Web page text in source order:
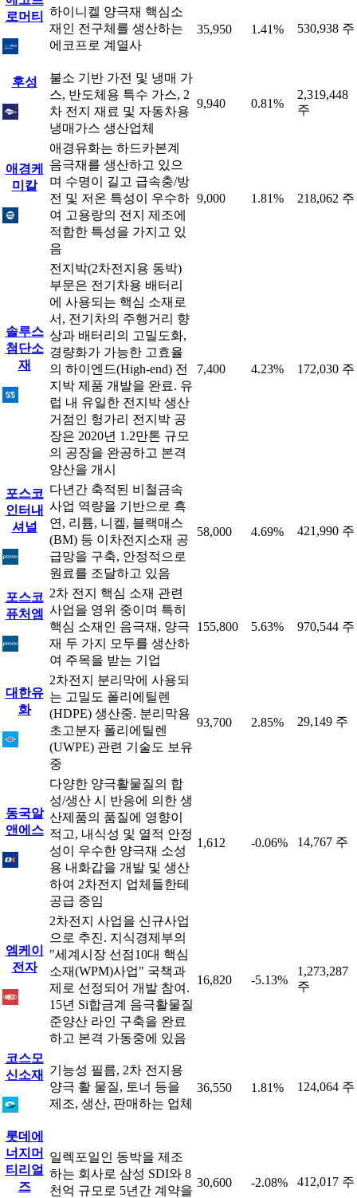
로머티
하이니켈 양극재 핵심소
재인 전구체를 생산하는
에코프로 계열사
35,950 1.41% 530,938 주
후성
불소 기반 가전 및 냉매 가
스, 반도체용 특수 가스, 2
차 전지 재료 및 자동차용
냉매가스 생산업체
9,940 0.81%
2,319,448
주
애경케
미칼
애경유화는 하드카본계
음극재를 생산하고 있으
며 수명이 길고 급속충/방
전 및 저온 특성이 우수하
여 고용랑의 전지 제조에
적합한 특성을 가지고 있
음
9,000 1.81% 218,062 주
솔루스
첨단소
재
전지박(2차전지용 동박)
부문은 전기차용 배터리
에 사용되는 핵심 소재로
서, 전기차의 주행거리 향
상과 배터리의 고밀도화,
경량화가 가능한 고효율
의 하이엔드(High-end) 전
지박 제품 개발을 완료. 유
럽 내 유일한 전지박 생산
거점인 헝가리 전지박 공
장은 2020년 1.2만톤 규모
의 공장을 완공하고 본격
양산을 개시
7,400 4.23% 172,030 주
포스코
인터내
셔널
다년간 축적된 비철금속
사업 역량을 기반으로 흑
연, 리튬, 니켈, 블랙매스
(BM) 등 이차전지소재 공
급망을 구축, 안정적으로
원료를 조달하고 있음
58,000 4.69% 421,990 주
포스코
퓨처엠
2차 전지 핵심 소재 관련
사업을 영위 중이며 특히
핵심 소재인 음극재, 양극
재 두 가지 모두를 생산하
여 주목을 받는 기업
155,800 5.63% 970,544 주
대한유
화
2차전지 분리막에 사용되
는 고밀도 폴리에틸렌
(HDPE) 생산중. 분리막용
초고분자 폴리에틸렌
(UWPE) 관련 기술도 보유
중
93,700 2.85% 29,149 주
동국알
앤에스
다양한 양극활물질의 합
성/생산 시 반응에 의한 생
산제품의 품질에 영향이
적고, 내식성 및 열적 안정
성이 우수한 양극재 소성
용 내화갑을 개발 및 생산
하여 2차전지 업체들한테
공급 중임
1,612 -0.06% 14,767 주
엠케이
전자
2차전지 사업을 신규사업
으로 추진. 지식경제부의
"세계시장 선점10대 핵심
소재(WPM)사업" 국책과
제로 선정되어 개발 참여.
15년 Si합금계 음극활물질
준양산 라인 구축을 완료
하고 본격 가동중에 있음
16,820 -5.13%
1,273,287
주
코스모
신소재
기능성 필름, 2차 전지용
양극 활 물질, 토너 등을
제조, 생산, 판매하는 업체
36,550 1.81% 124,064 주
롯데에
너지머
티리얼
즈
일렉포일인 동박을 제조
하는 회사로 삼성 SDI와 8
천억 규모로 5년간 계약을
30,600 -2.08% 412,017 주